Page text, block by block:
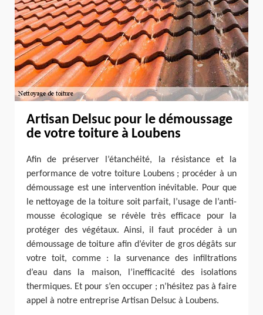
Artisan Delsuc pour le démoussage
de votre toiture à Loubens
Afin de préserver l’étanchéité, la résistance et la
performance de votre toiture Loubens ; procéder à un
démoussage est une intervention inévitable. Pour que
le nettoyage de la toiture soit parfait, l’usage de l’anti-
mousse écologique se révèle très efficace pour la
protéger des végétaux. Ainsi, il faut procéder à un
démoussage de toiture afin d’éviter de gros dégâts sur
votre toit, comme : la survenance des infiltrations
d’eau dans la maison, l’inefficacité des isolations
thermiques. Et pour s’en occuper ; n’hésitez pas à faire
appel à notre entreprise Artisan Delsuc à Loubens.